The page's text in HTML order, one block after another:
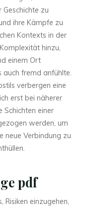
zu
ihre Kämpfe zu
Kontexts in der
hinzu,
einem Ort
fremd anfühlte.
verbergen eine
erst bei näherer
Schichten einer
werden, um
neue Verbindung zu
pdf
Risiken einzugehen,